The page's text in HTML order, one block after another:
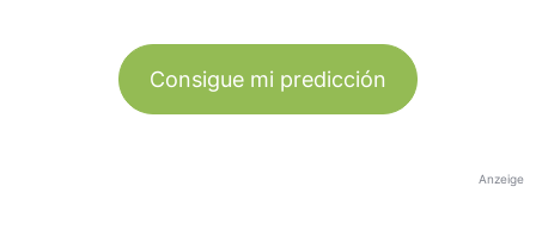
Consigue mi predicción
Anzeige